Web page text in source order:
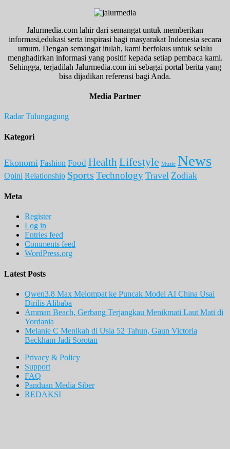
Jalurmedia.com lahir dari semangat untuk memberikan
informasi,edukasi serta inspirasi bagi masyarakat Indonesia secara
umum. Dengan semangat itulah, kami berfokus untuk selalu
menghadirkan informasi yang positif kepada setiap pembaca kami.
Sehingga, terjadilah Jalurmedia.com ini sebagai portal berita yang
bisa dijadikan referensi bagi Anda.
Media Partner
Radar Tulungagung
Kategori
Ekonomi Fashion Food Health Lifestyle Music News
Opini Relationship Sports Technology Travel Zodiak
Meta
Register
Log in
Entries feed
Comments feed
WordPress.org
Latest Posts
Qwen3.8 Max Melompat ke Puncak Model AI China Usai
Dirilis Alibaba
Amman Beach, Gerbang Terjangkau Menikmati Laut Mati di
Yordania
Melanie C Menikah di Usia 52 Tahun, Gaun Victoria
Beckham Jadi Sorotan
Privacy & Policy
Support
FAQ
Panduan Media Siber
REDAKSI